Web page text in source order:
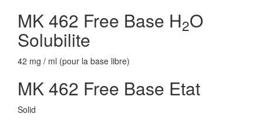
MK 462 Free Base H2O
Solubilite
42 mg / ml (pour la base libre)
MK 462 Free Base Etat
Solid